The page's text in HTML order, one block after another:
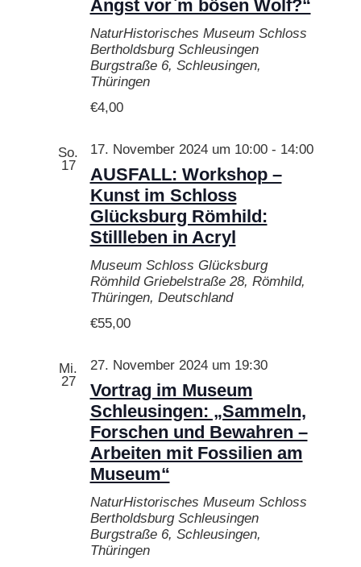
Angst vor`m bösen Wolf?“
NaturHistorisches Museum Schloss
Bertholdsburg Schleusingen
Burgstraße 6, Schleusingen,
Thüringen
€4,00
So.
17
AUSFALL: Workshop –
Kunst im Schloss
Glücksburg Römhild:
Stillleben in Acryl
17. November 2024 um 10:00- 14:00
Museum Schloss Glücksburg
Römhild Griebelstraße 28, Römhild,
Thüringen, Deutschland
€55,00
Mi.
27
Vortrag im Museum
Schleusingen: „Sammeln,
Forschen und Bewahren –
Arbeiten mit Fossilien am
Museum“
27. November 2024 um 19:30
NaturHistorisches Museum Schloss
Bertholdsburg Schleusingen
Burgstraße 6, Schleusingen,
Thüringen